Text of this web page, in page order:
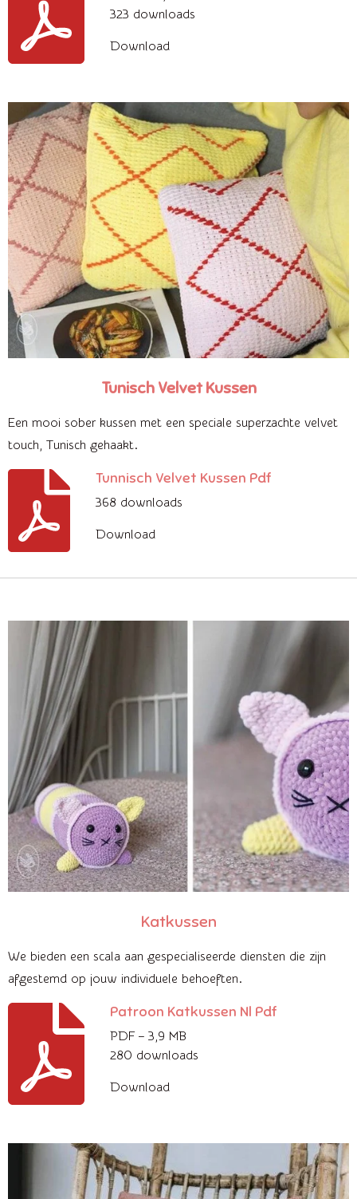
323 downloads
Download
Tunisch Velvet Kussen
Een mooi sober kussen met een speciale superzachte velvet
touch, Tunisch gehaakt.
Tunnisch Velvet Kussen Pdf
368 downloads
Download
Katkussen
We bieden een scala aan gespecialiseerde diensten die zijn
afgestemd op jouw individuele behoeften.
Patroon Katkussen Nl Pdf
PDF – 3,9 MB
280 downloads
Download